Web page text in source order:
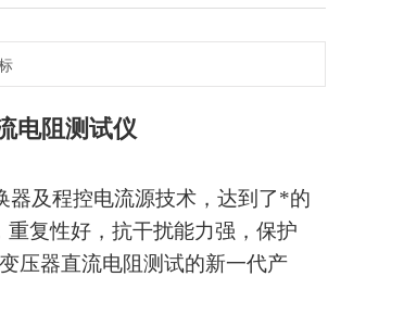
电阻测试仪
器及程控电流源技术，达到了*的
复性好，抗干扰能力强，保护
压器直流电阻测试的新一代产